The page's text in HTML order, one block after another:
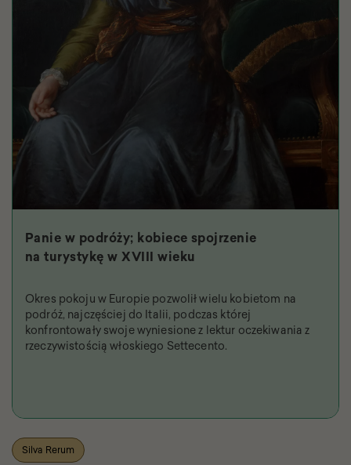
Panie w podróży; kobiece spojrzenie
na turystykę w XVIII wieku
Okres pokoju w Europie pozwolił wielu kobietom na
podróż, najczęściej do Italii, podczas której
konfrontowały swoje wyniesione z lektur oczekiwania z
rzeczywistością włoskiego Settecento.
Silva Rerum